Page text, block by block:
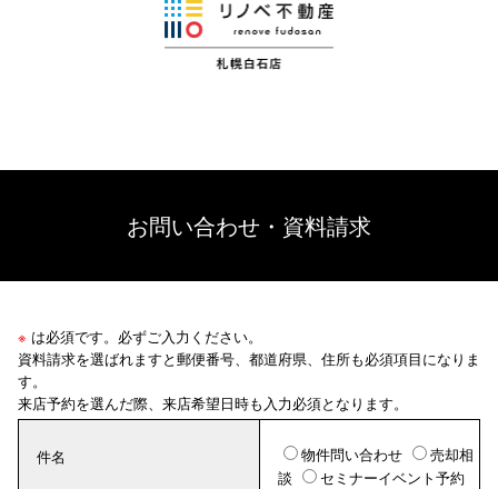
お問い合わせ・資料請求
※ は必須です。必ずご入力ください。
資料請求を選ばれますと郵便番号、都道府県、住所も必須項目になりま
す。
来店予約を選んだ際、来店希望日時も入力必須となります。
件名 物件問い合わせ
売却相
談
セミナーイベント予約